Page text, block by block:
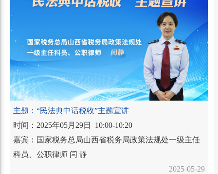
主题：“民法典中话税收”主题宣讲
时间：2025年05月29日 10:00-10:20
嘉宾：国家税务总局山西省税务局政策法规处一级主任
科员、公职律师 闫 静
2025-05-29